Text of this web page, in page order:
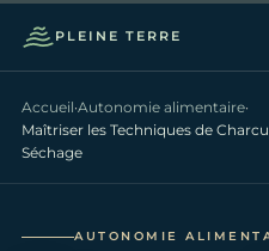
PLEINE TERRE
Accueil·Autonomie alimentaire·
Maîtriser les Techniques de
Séchage
AUTONOMIE